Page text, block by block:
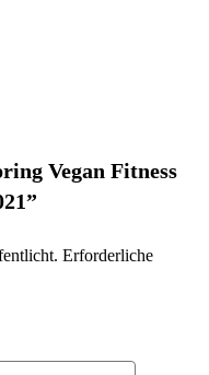
Vegan Fitness
Erforderliche